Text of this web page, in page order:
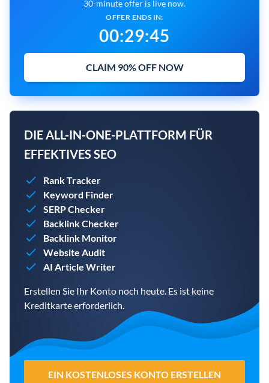
30-minute offer is live now.
OFFER ENDS IN:
00:29:44
CLAIM 90% OFF NOW
DIE ALL-IN-ONE-PLATTFORM FÜR
EFFEKTIVES SEO
Rank Tracker
Keyword Finder
SERP Checker
Backlink Checker
Backlink Monitor
Website Audit
AI Article Writer
Erstellen Sie Ihr Konto noch heute. Es ist keine
Kreditkarte erforderlich.
EIN KOSTENLOSES KONTO ERSTELLEN